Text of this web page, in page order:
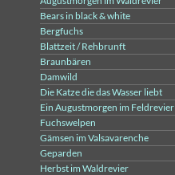
Bears in black & white
Bergfuchs
Blattzeit / Rehbrunft
Braunbären
Damwild
Die Katze die das Wasser liebt
Ein Augustmorgen im Feldrevier
Fuchswelpen
Gämsen im Valsavarenche
Geparden
Herbst im Waldrevier